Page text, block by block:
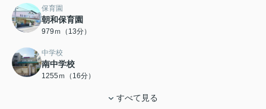
保育園
朝和保育園
979ｍ（13分）
中学校
南中学校
1255ｍ（16分）
すべて見る